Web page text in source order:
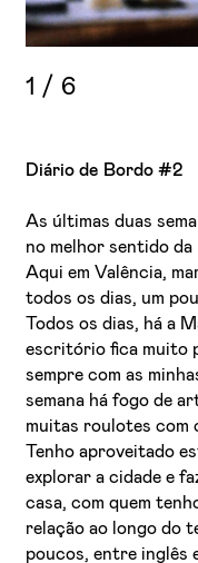
1 / 6
Diário de Bordo #2
As últimas duas
no melhor sentido da
Aqui em Valência,
todos os dias, um
Todos os dias, há a
escritório fica muito
sempre com as
semana há fogo de
muitas roulotes com
Tenho aproveitado
explorar a cidade e
casa, com quem
relação ao longo do
poucos, entre inglês